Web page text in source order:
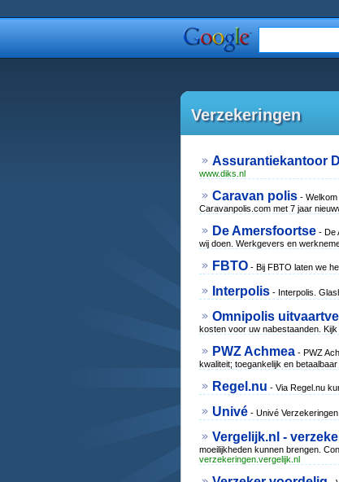
Verzekeringen
Assurantiekantoor
www.diks.nl
Caravan polis -
Caravanpolis.com met 7 jaar
De Amersfoortse - De
wij doen. Werkgevers en
FBTO - Bij FBTO laten we
Interpolis - Interpolis.
Omnipolis
kosten voor uw nabestaanden.
PWZ Achmea - PWZ
kwaliteit; toegankelijk en
Regel.nu - Via Regel.nu
Univé - Univé
Vergelijk.nl -
moeilijkheden kunnen brengen.
verzekeringen.vergelijk.nl